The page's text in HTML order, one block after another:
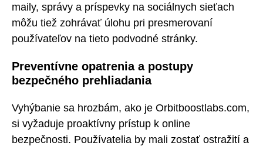
maily, správy a príspevky na sociálnych sieťach
môžu tiež zohrávať úlohu pri presmerovaní
používateľov na tieto podvodné stránky.
Preventívne opatrenia a postupy
bezpečného prehliadania
Vyhýbanie sa hrozbám, ako je Orbitboostlabs.com,
si vyžaduje proaktívny prístup k online
bezpečnosti. Používatelia by mali zostať ostražití a